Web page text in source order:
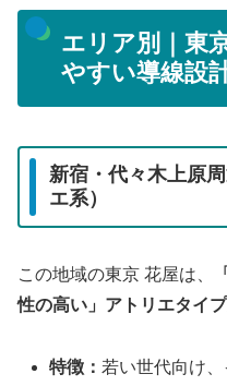
エリア別｜東
やすい導線設計
新宿・代々木上原
エ系）
この地域の東京 花屋は、
性の高い」アトリエタイ
特徴： 若い世代向け